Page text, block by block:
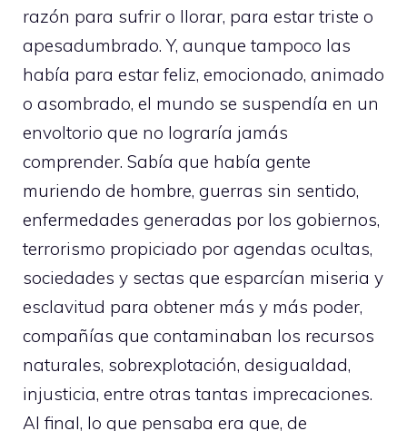
razón para sufrir o llorar, para estar triste o
apesadumbrado. Y, aunque tampoco las
había para estar feliz, emocionado, animado
o asombrado, el mundo se suspendía en un
envoltorio que no lograría jamás
comprender. Sabía que había gente
muriendo de hombre, guerras sin sentido,
enfermedades generadas por los gobiernos,
terrorismo propiciado por agendas ocultas,
sociedades y sectas que esparcían miseria y
esclavitud para obtener más y más poder,
compañías que contaminaban los recursos
naturales, sobrexplotación, desigualdad,
injusticia, entre otras tantas imprecaciones.
Al final, lo que pensaba era que, de